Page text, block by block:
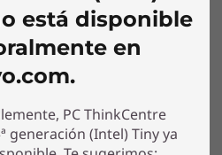
está disponible
en
PC ThinkCentre
generación (Intel) Tiny ya